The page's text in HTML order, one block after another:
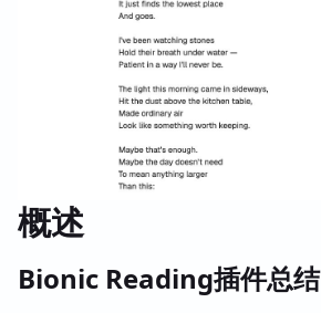
概述
Bionic Reading插件总结